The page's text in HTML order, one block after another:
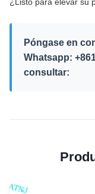
¿Listo para elevar su
Póngase en
Whatsapp:
consultar: